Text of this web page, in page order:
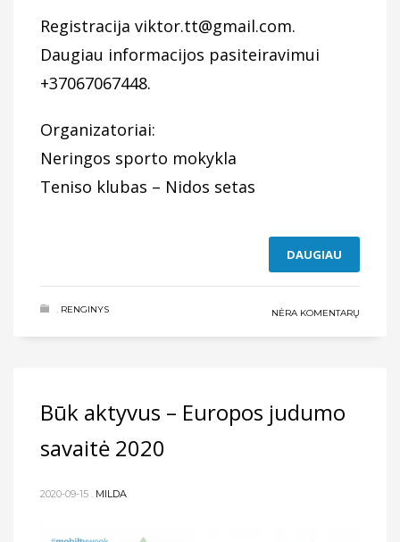
Registracija viktor.tt@gmail.com.
Daugiau informacijos pasiteiravimui
+37067067448.
Organizatoriai:
Neringos sporto mokykla
Teniso klubas – Nidos setas
DAUGIAU
. RENGINYS NĖRA KOMENTARŲ
Būk aktyvus – Europos judumo
savaitė 2020
2020-09-15 . MILDA